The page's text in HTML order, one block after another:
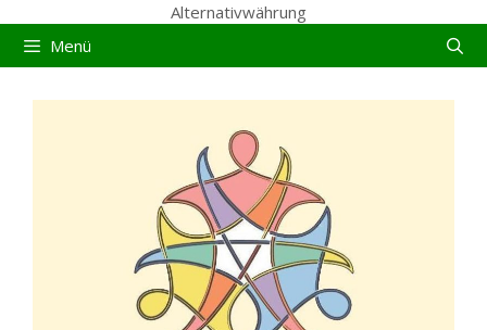
Alternativwährung
Menü